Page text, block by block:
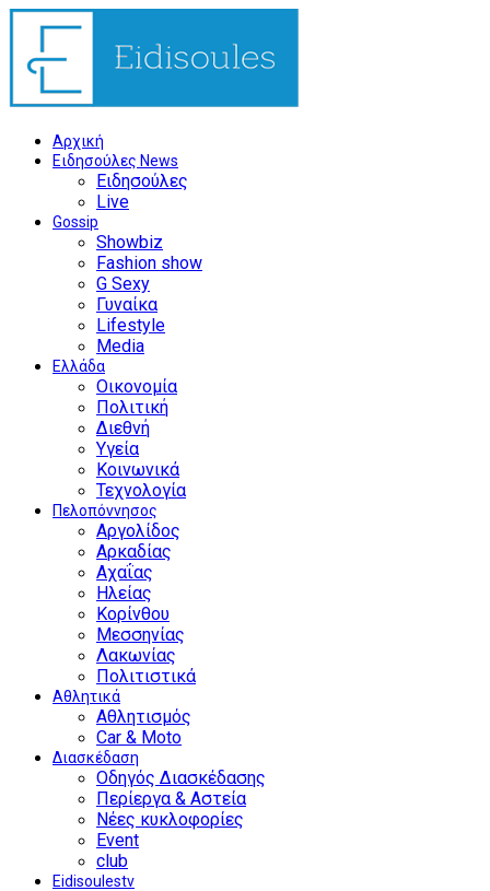
Αρχική
Ειδησούλες News
Ειδησούλες
Live
Gossip
Showbiz
Fashion show
G Sexy
Γυναίκα
Lifestyle
Media
Ελλάδα
Οικονομία
Πολιτική
Διεθνή
Υγεία
Κοινωνικά
Τεχνολογία
Πελοπόννησος
Αργολίδος
Αρκαδίας
Αχαΐας
Ηλείας
Κορίνθου
Μεσσηνίας
Λακωνίας
Πολιτιστικά
Αθλητικά
Αθλητισμός
Car & Moto
Διασκέδαση
Οδηγός Διασκέδασης
Περίεργα & Αστεία
Νέες κυκλοφορίες
Event
club
Eidisoulestv